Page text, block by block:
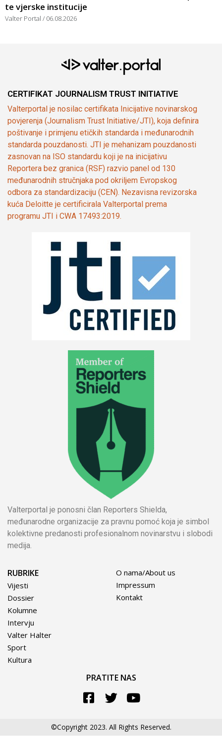
te vjerske institucije
Valter Portal 06.08.2026
CERTIFIKAT JOURNALISM TRUST INITIATIVE
Valterportal je nosilac certifikata Inicijative novinarskog
povjerenja (Journalism Trust Initiative/JTI), koja definira
poštivanje i primjenu etičkih standarda i međunarodnih
standarda pouzdanosti. JTI je mehanizam pouzdanosti
zasnovan na ISO standardu koji je na inicijativu
Reportera bez granica (RSF) razvio panel od 130
međunarodnih stručnjaka pod okriljem Evropskog
odbora za standardizaciju (CEN). Nezavisna revizorska
kuća Deloitte je certificirala Valterportal prema
programu JTI i CWA 17493:2019.
Valterportal je ponosni član Reporters Shielda,
međunarodne organizacije za pravnu pomoć koja je simbol
kolektivne predanosti profesionalnom novinarstvu i slobodi
medija.
RUBRIKE
Vijesti
Dossier
Kolumne
Intervju
Valter Halter
Sport
Kultura
O nama/About us
Impressum
Kontakt
PRATITE NAS
©Copyright 2023. All Rights Reserved.